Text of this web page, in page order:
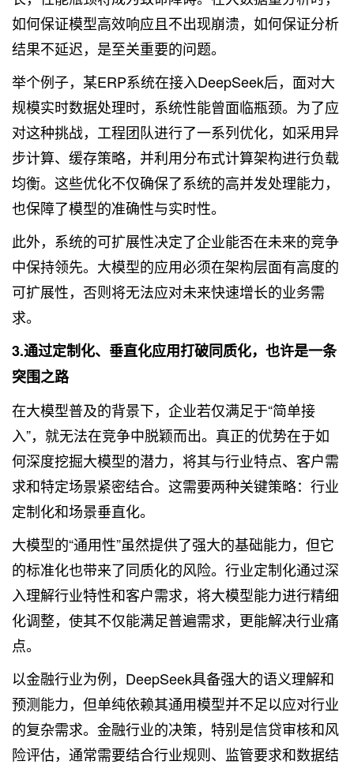
如何保证模型高效响应且不出现崩溃，如何保证分析
结果不延迟，是至关重要的问题。
举个例子，某ERP系统在接入DeepSeek后，面对大
规模实时数据处理时，系统性能曾面临瓶颈。为了应
对这种挑战，工程团队进行了一系列优化，如采用异
步计算、缓存策略，并利用分布式计算架构进行负载
均衡。这些优化不仅确保了系统的高并发处理能力，
也保障了模型的准确性与实时性。
此外，系统的可扩展性决定了企业能否在未来的竞争
中保持领先。大模型的应用必须在架构层面有高度的
可扩展性，否则将无法应对未来快速增长的业务需
求。
3.通过定制化、垂直化应用打破同质化，也许是一条
突围之路
在大模型普及的背景下，企业若仅满足于“简单接
入”，就无法在竞争中脱颖而出。真正的优势在于如
何深度挖掘大模型的潜力，将其与行业特点、客户需
求和特定场景紧密结合。这需要两种关键策略：行业
定制化和场景垂直化。
大模型的“通用性”虽然提供了强大的基础能力，但它
的标准化也带来了同质化的风险。行业定制化通过深
入理解行业特性和客户需求，将大模型能力进行精细
化调整，使其不仅能满足普遍需求，更能解决行业痛
点。
以金融行业为例，DeepSeek具备强大的语义理解和
预测能力，但单纯依赖其通用模型并不足以应对行业
的复杂需求。金融行业的决策，特别是信贷审核和风
险评估，通常需要结合行业规则、监管要求和数据结